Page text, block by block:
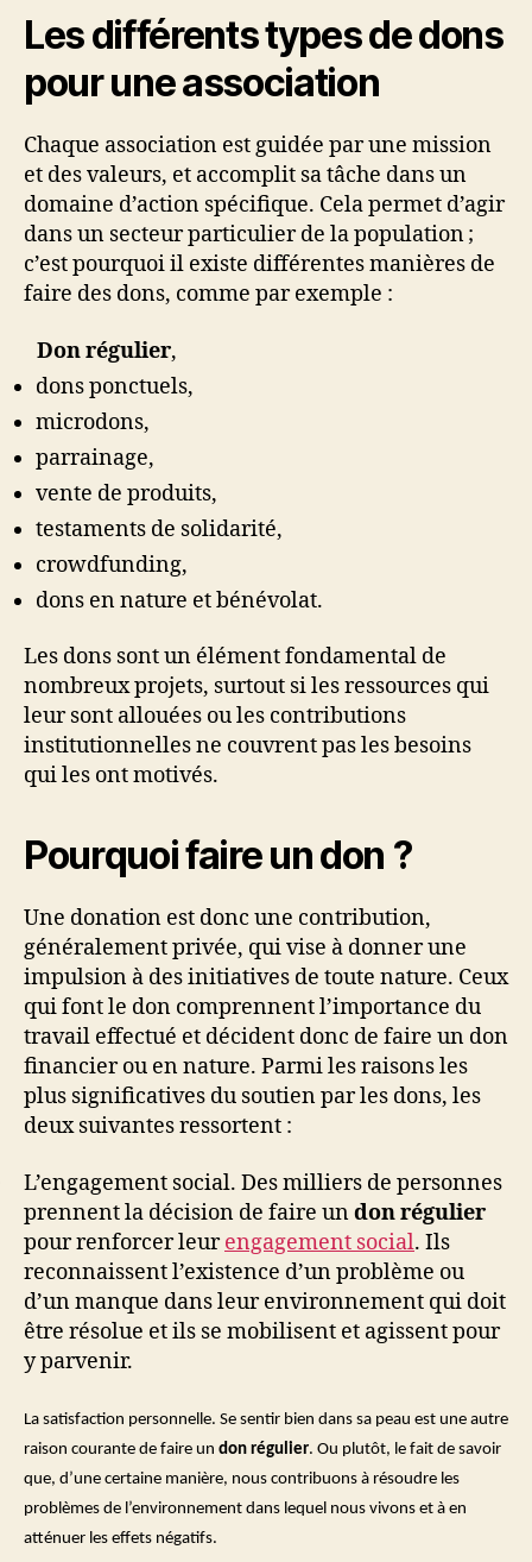
Les différents types de dons
pour une association
Chaque association est guidée par une mission
et des valeurs, et accomplit sa tâche dans un
domaine d’action spécifique. Cela permet d’agir
dans un secteur particulier de la population ;
c’est pourquoi il existe différentes manières de
faire des dons, comme par exemple :
Don régulier,
dons ponctuels,
microdons,
parrainage,
vente de produits,
testaments de solidarité,
crowdfunding,
dons en nature et bénévolat.
Les dons sont un élément fondamental de
nombreux projets, surtout si les ressources qui
leur sont allouées ou les contributions
institutionnelles ne couvrent pas les besoins
qui les ont motivés.
Pourquoi faire un don ?
Une donation est donc une contribution,
généralement privée, qui vise à donner une
impulsion à des initiatives de toute nature. Ceux
qui font le don comprennent l’importance du
travail effectué et décident donc de faire un don
financier ou en nature. Parmi les raisons les
plus significatives du soutien par les dons, les
deux suivantes ressortent :
L’engagement social. Des milliers de personnes
prennent la décision de faire undon régulier
pour renforcer leurengagement social. Ils
reconnaissent l’existence d’un problème ou
d’un manque dans leur environnement qui doit
être résolue et ils se mobilisent et agissent pour
y parvenir.
La satisfaction personnelle. Se sentir bien dans sa peau est une autre
raison courante de faire un don régulier. Ou plutôt, le fait de savoir
que, d’une certaine manière, nous contribuons à résoudre les
problèmes de l’environnement dans lequel nous vivons et à en
atténuer les effets négatifs.